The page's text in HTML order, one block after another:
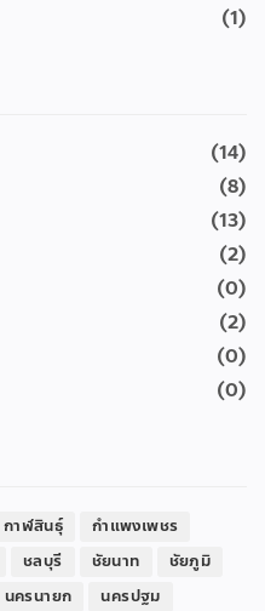
(1)
(14)
(8)
(13)
(2)
(0)
(2)
(0)
(0)
กาฬสินธุ์
กำแพงเพชร
ชลบุรี ชัยนาท
ชัยภูมิ
นครนายก
นครปฐม